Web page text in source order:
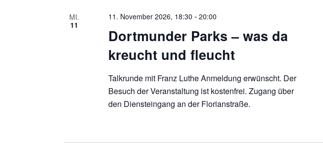
MI.
11
Dortmunder Parks – was da
kreucht und fleucht
11. November 2026, 18:30 - 20:00
Talkrunde mit Franz Luthe Anmeldung erwünscht. Der
Besuch der Veranstaltung ist kostenfrei. Zugang über
den Diensteingang an der Florianstraße.